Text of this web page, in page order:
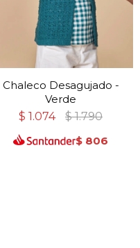
Chaleco Desagujado -
Verde
$ 1.074 $ 1.790
$ 806